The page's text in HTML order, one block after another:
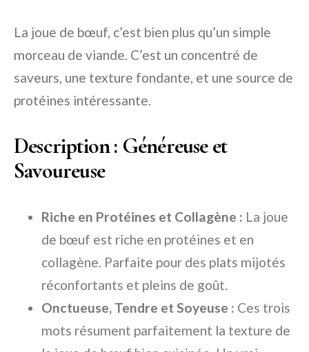
La joue de bœuf, c’est bien plus qu’un simple
morceau de viande. C’est un concentré de
saveurs, une texture fondante, et une source de
protéines intéressante.
Description : Généreuse et
Savoureuse
Riche en Protéines et Collagène : La joue
de bœuf est riche en protéines et en
collagène. Parfaite pour des plats mijotés
réconfortants et pleins de goût.
Onctueuse, Tendre et Soyeuse : Ces trois
mots résument parfaitement la texture de